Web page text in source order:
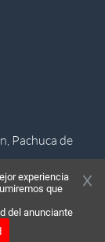
Pachuca de
experiencia
que
del anunciante